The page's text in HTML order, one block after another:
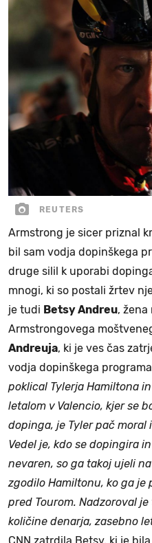
REUTERS
Armstrong je sicer priznal
bil sam vodja dopinškega
druge silil k uporabi
mnogi, ki so postali žrtev
je tudi Betsy Andreu, žena
Armstrongovega
Andreuja, ki je ves čas
vodja dopinškega
poklical Tylerja Hamiltona
letalom v Valencio, kjer se
dopinga, je Tyler pač moral
Vedel je, kdo se dopingira
nevaren, so ga takoj ujeli
zgodilo Hamiltonu, ko ga
pred Tourom. Nadzoroval
količine denarja, zasebno